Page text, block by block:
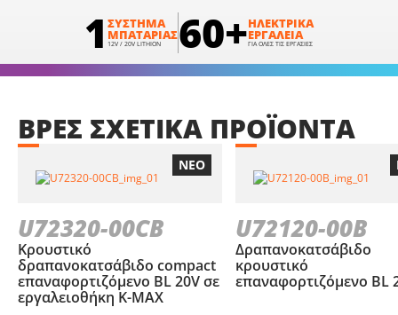
1 ΣΥΣΤΗΜΑ
ΜΠΑΤΑΡΙΑΣ
12V / 20V LITHION 60+ΗΛΕΚΤΡΙΚΑ
ΕΡΓΑΛΕΙΑ
ΓΙΑ ΟΛΕΣ ΤΙΣ ΕΡΓΑΣΙΕΣ
ΝΕΟ
U72320-00CB
Κρουστικό
δραπανοκατσάβιδο compact
επαναφορτιζόμενο BL 20V σε
εργαλειοθήκη Κ-ΜΑΧ
U72120-00B
Δραπανοκατσάβιδο
κρουστικό
επαναφορτιζόμενο BL
ΒΡΕΣ ΣΧΕΤΙΚΑ ΠΡΟΪΟΝΤΑ